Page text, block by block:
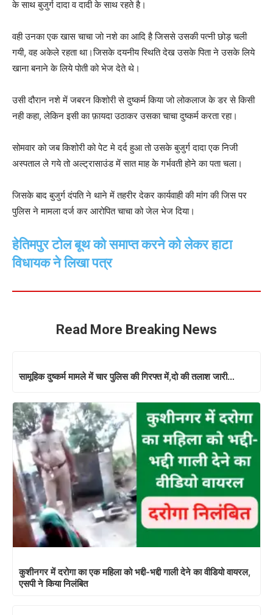
के साथ बुजुर्ग दादा व दादी के साथ रहते है।
वही उनका एक खास चाचा जो नशे का आदि है जिससे उसकी पत्नी छोड़ चली
गयी, वह अकेले रहता था।जिसके दयनीय स्थिति देख उसके पिता ने उसके लिये
खाना बनाने के लिये पोती को भेज देते थे।
उसी दौरान नशे में जबरन किशोरी से दुष्कर्म किया जो लोकलाज के डर से किसी
नही कहा, लेकिन इसी का फ़ायदा उठाकर उसका चाचा दुष्कर्म करता रहा।
सोमवार को जब किशोरी को पेट मे दर्द हुआ तो उसके बुजुर्ग दादा एक निजी
अस्पताल ले गये तो अल्ट्रासाउंड में सात माह के गर्भवती होने का पता चला।
जिसके बाद बुजुर्ग दंपति ने थाने में तहरीर देकर कार्यवाही की मांग की जिस पर
पुलिस ने मामला दर्ज कर आरोपित चाचा को जेल भेज दिया।
हेतिमपुर टोल बूथ को समाप्त करने को लेकर हाटा
विधायक ने लिखा पत्र
Read More Breaking News
सामूहिक दुष्कर्म मामले में चार पुलिस की गिरफ्त में,दो की तलाश जारी…
कुशीनगर में दरोगा का एक महिला को भद्दी-भद्दी गाली देने का वीडियो वायरल,
एसपी ने किया निलंबित